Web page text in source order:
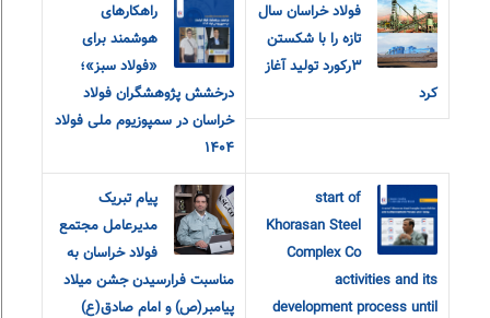
فولاد خراسان سال
تازه را با شکستن
۳رکورد تولید آغاز
کرد
راهکارهای
هوشمند برای
«فولاد سبز»؛
درخشش پژوهشگران فولاد
خراسان در سمپوزیوم ملی فولاد
۱۴۰۴
start of
Khorasan Steel
Complex Co
activities and its
development process until
پیام تبریک
مدیرعامل مجتمع
فولاد خراسان به
مناسبت فرارسیدن جشن میلاد
پیامبر(ص) و امام صادق(ع)